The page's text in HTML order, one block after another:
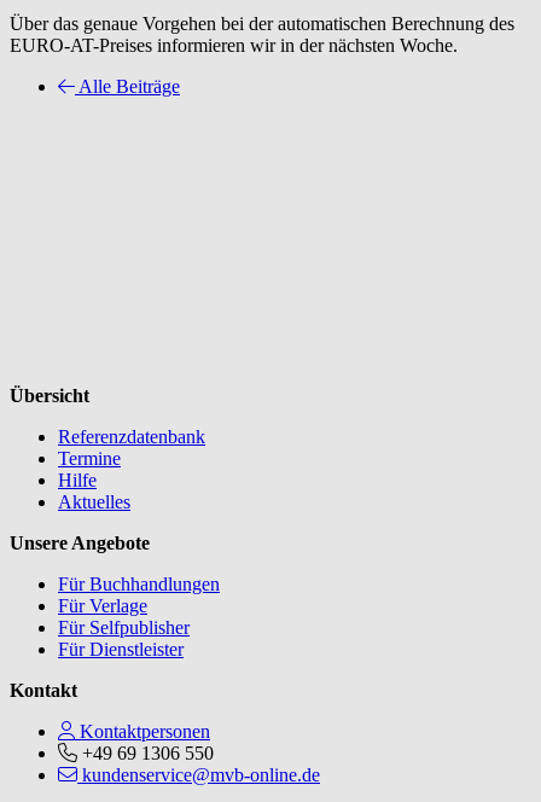
Über das genaue Vorgehen bei der automatischen Berechnung des
EURO-AT-Preises informieren wir in der nächsten Woche.
Alle Beiträge
Übersicht
Referenzdatenbank
Termine
Hilfe
Aktuelles
Unsere Angebote
Für Buchhandlungen
Für Verlage
Für Selfpublisher
Für Dienstleister
Kontakt
Kontaktpersonen
+49 69 1306 550
kundenservice@mvb-online.de